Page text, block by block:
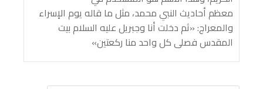
معظم أحاديث النبي محمد، مثل ما قاله يوم الإسراء
والمعراج: «ثم دخلت أنا وجبريل عليه السلام بيت
المقدس فصلى كل واحد منا ركعتين»